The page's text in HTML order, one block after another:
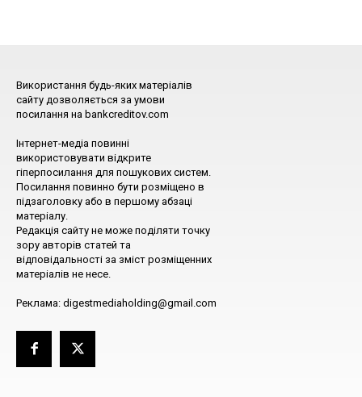
Використання будь-яких матеріалів
сайту дозволяється за умови
посилання на bankcreditov.com
Інтернет-медіа повинні
використовувати відкрите
гіперпосилання для пошукових систем.
Посилання повинно бути розміщено в
підзаголовку або в першому абзаці
матеріалу.
Редакція сайту не може поділяти точку
зору авторів статей та
відповідальності за зміст розміщенних
матеріалів не несе.
Реклама: digestmediaholding@gmail.com